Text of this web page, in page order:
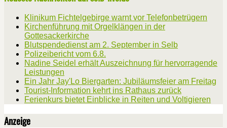
Klinikum Fichtelgebirge warnt vor Telefonbetrügern
Kirchenführung mit Orgelklängen in der
Gottesackerkirche
Blutspendedienst am 2. September in Selb
Polizeibericht vom 6.8.
Nadine Seidel erhält Auszeichnung für hervorragende
Leistungen
Ein Jahr Jay'Lo Biergarten: Jubiläumsfeier am Freitag
Tourist-Information kehrt ins Rathaus zurück
Ferienkurs bietet Einblicke in Reiten und Voltigieren
Anzeige